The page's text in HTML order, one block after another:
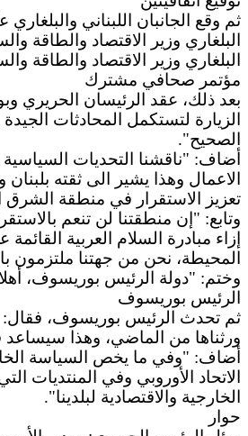
ثم وقع الجانبان اللبناني
البلغاري وزير الاقتصاد والطاقة
البلغاري وزير الاقتصاد والطاقة
مؤتمر صحافي مشترك
بعد ذلك، عقد الرئيسان الحريري
الزيارة لتستكمل المحادثات
الصحيح".
أضاف: "ناقشنا التحديات
الاعمال وهذا يشير الى ثقته
تعزيز الاستقرار في منطقة
وتابع: "إن منطقتنا لن تنعم
إزاء مبادرة السلام العربية
المحيطة، نحن من جهتنا ملتزمون
وختم: "دولة الرئيس بوريسوف،
الرئيس بوريسوف
ثم تحدث الرئيس بوريسوف، فقال:
ورثناها من الماضي، وهذا سيساعد
أضاف: "وفي ما يخص السياسة
الاتحاد الأوروبي وفي المنتديات
الخارجية والاقتصادية لبلدينا".
حوار